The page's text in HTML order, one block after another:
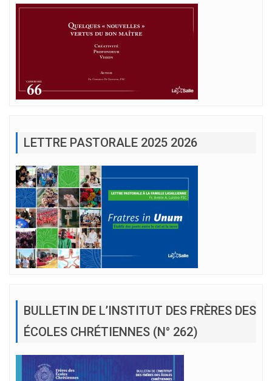
LETTRE PASTORALE 2025 2026
BULLETIN DE L’INSTITUT DES FRÈRES DES
ÉCOLES CHRÉTIENNES (N° 262)